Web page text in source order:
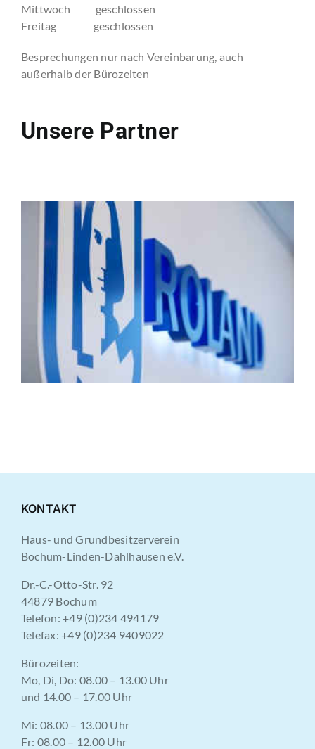
Mittwoch geschlossen
Freitag geschlossen
Besprechungen nur nach Vereinbarung, auch
außerhalb der Bürozeiten
Unsere Partner
KONTAKT
Haus- und Grundbesitzerverein
Bochum-Linden-Dahlhausen e.V.
Dr.-C.-Otto-Str. 92
44879 Bochum
Telefon: +49 (0)234 494179
Telefax: +49 (0)234 9409022
Bürozeiten:
Mo, Di, Do: 08.00 – 13.00 Uhr
und 14.00 – 17.00 Uhr
Mi: 08.00 – 13.00 Uhr
Fr: 08.00 – 12.00 Uhr